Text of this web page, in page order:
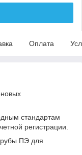
Оплата
стандартам
регистрации.
ПЭ для